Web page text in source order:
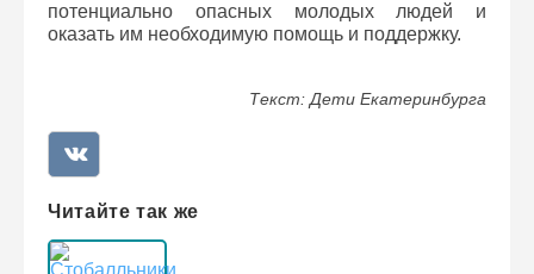
потенциально опасных молодых людей и
оказать им необходимую помощь и поддержку.
Текст: Дети Екатеринбурга
Читайте так же